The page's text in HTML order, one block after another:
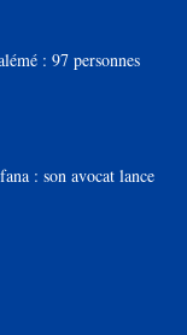
: 97 personnes
: son avocat lance